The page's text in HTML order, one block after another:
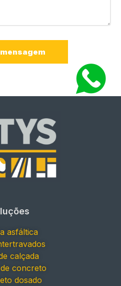
asfáltica
calçada
concreto
dosado